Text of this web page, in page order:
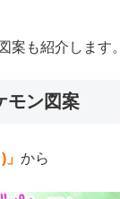
案も紹介します。
モン図案
から